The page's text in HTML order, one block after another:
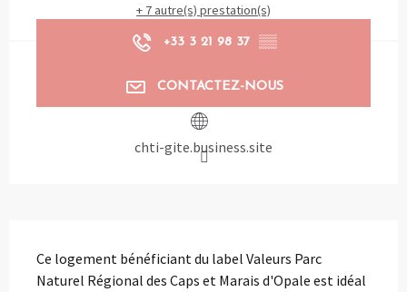
+ 7 autre(s) prestation(s)
+33 3 21 98 37 ▒▒
CONTACTEZ-NOUS
chti-gite.business.site
Ce logement bénéficiant du label Valeurs Parc
Naturel Régional des Caps et Marais d'Opale est idéal